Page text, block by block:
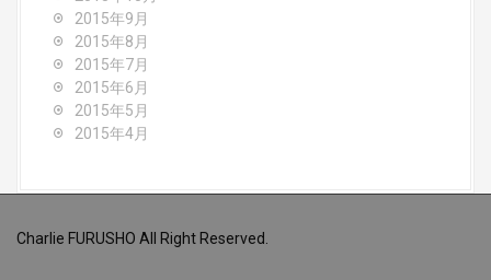
2015年9月
2015年8月
2015年7月
2015年6月
2015年5月
2015年4月
Charlie FURUSHO All Right Reserved.